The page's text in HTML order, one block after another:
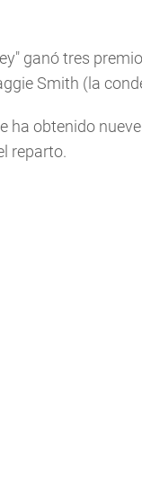
ganó tres
Smith (la
ha obtenido
reparto.